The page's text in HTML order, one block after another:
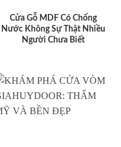
Cửa Gỗ MDF Có Chống
Nước Không Sự Thật Nhiều
Người Chưa Biết